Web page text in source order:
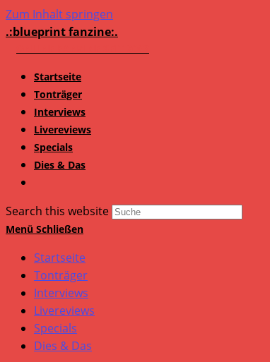
Zum Inhalt springen
.:blueprint fanzine:.
Startseite
Tonträger
Interviews
Livereviews
Specials
Dies & Das
Search this website
Menü Schließen
Startseite
Tonträger
Interviews
Livereviews
Specials
Dies & Das